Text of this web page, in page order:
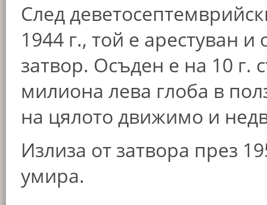
След
1944 г., той е арестуван
затвор. Осъден е на 10 г.
милиона лева глоба в
на цялото движимо и
Излиза от затвора през
умира.